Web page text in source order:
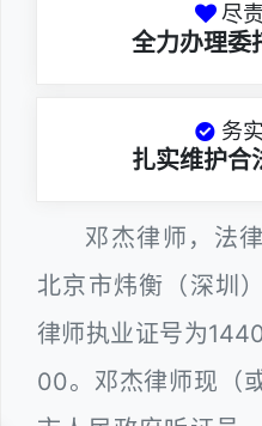
尽责
全力办理委
务实
扎实维护合
邓杰律师，法
北京市炜衡（深圳
律师执业证号为
00。邓杰律师现（